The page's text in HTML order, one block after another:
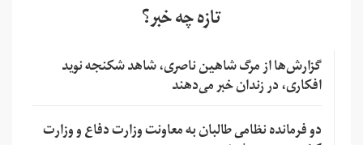
تازه چه خبر؟
گزارش‌ها از مرگ شاهین ناصری، شاهد شکنجه نوید
افکاری، در زندان خبر می‌دهند
دو فرمانده نظامی طالبان به معاونت وزارت دفاع و وزارت